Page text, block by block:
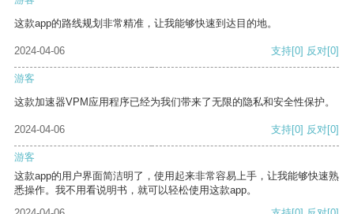
这款app的路线规划非常精准，让我能够快速到达目的地。
2024-04-06 支持[0] 反对[0]
游客
这款加速器VPM应用程序已经为我们带来了无限的隐私和安全性保护。
2024-04-06 支持[0] 反对[0]
游客
这款app的用户界面简洁明了，使用起来非常容易上手，让我能够快速熟
悉操作。我不用看说明书，就可以轻松使用这款app。